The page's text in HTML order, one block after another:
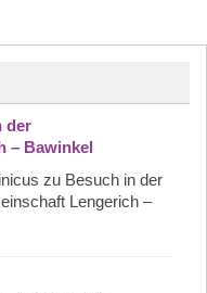
der
– Bawinkel
zu Besuch in der
Lengerich –